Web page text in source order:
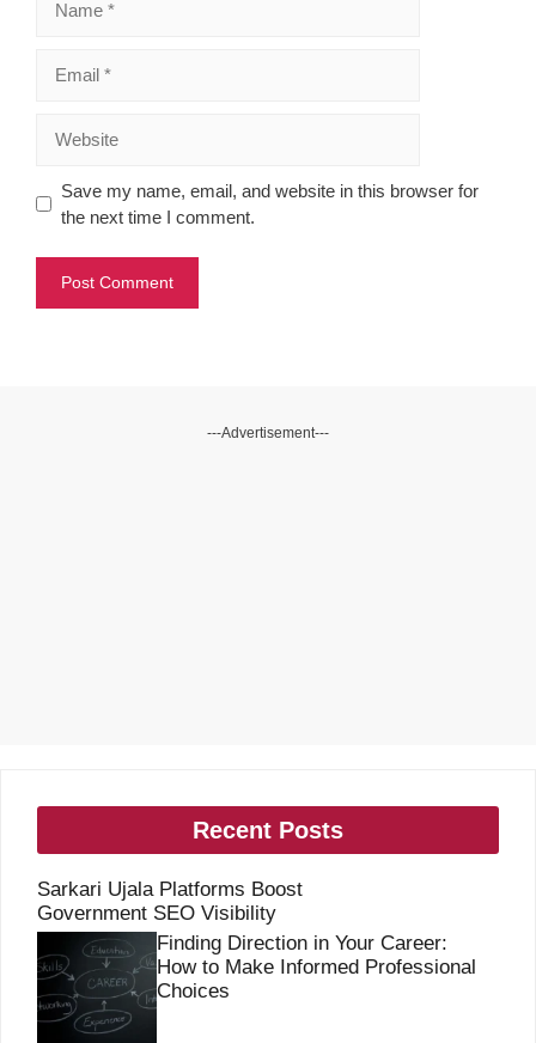
Save my name, email, and website in this browser for
the next time I comment.
---Advertisement---
Recent Posts
Sarkari Ujala Platforms Boost
Government SEO Visibility
Finding Direction in Your Career:
How to Make Informed Professional
Choices